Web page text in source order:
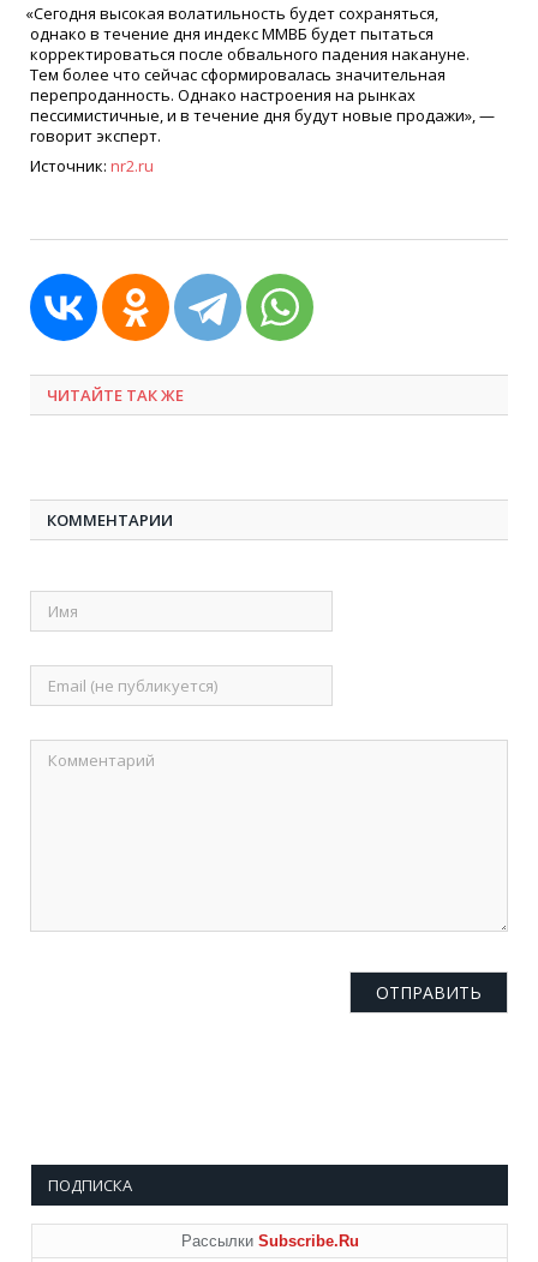
«Сегодня высокая волатильность будет сохраняться,
однако в течение дня индекс ММВБ будет пытаться
корректироваться после обвального падения накануне.
Тем более что сейчас сформировалась значительная
перепроданность. Однако настроения на рынках
пессимистичные, и в течение дня будут новые продажи», —
говорит эксперт.
Источник: nr2.ru
ЧИТАЙТЕ ТАК ЖЕ
КОММЕНТАРИИ
ПОДПИСКА
Рассылки Subscribe.Ru